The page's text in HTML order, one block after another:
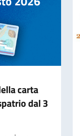
carta
dal 3